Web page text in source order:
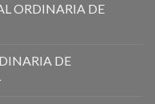
ORDINARIA DE
DE